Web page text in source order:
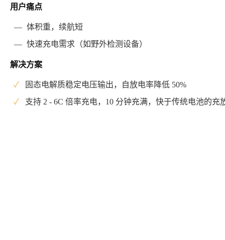
用户痛点
— 体积重，续航短
— 快速充电需求（如野外检测设备）
解决方案
✓
固态电解质稳定电压输出，自放电率降低 50%
✓
支持 2 - 6C 倍率充电，10 分钟充满，快于传统电池的充